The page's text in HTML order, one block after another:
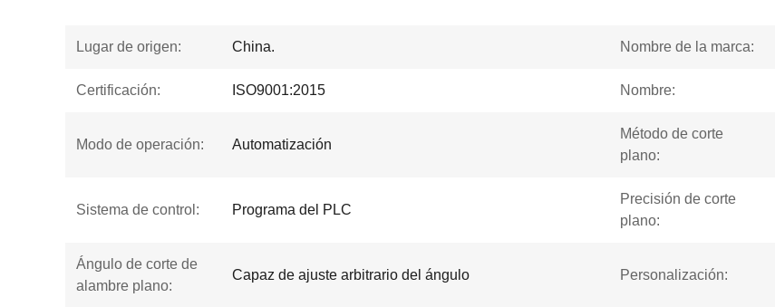
Lugar de origen: China. Nombre de la marca:
Certificación: ISO9001:2015 Nombre:
Modo de operación: Automatización
Método de corte
plano:
Sistema de control: Programa del PLC
Precisión de corte
plano:
Ángulo de corte de
alambre plano:
Capaz de ajuste arbitrario del ángulo Personalización: